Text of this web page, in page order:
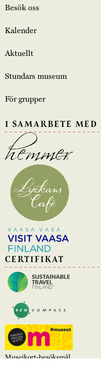
Besök oss
Kalender
Aktuellt
Stundars museum
För grupper
I SAMARBETE MED
CERTIFIKAT
Museikort-besöksmål